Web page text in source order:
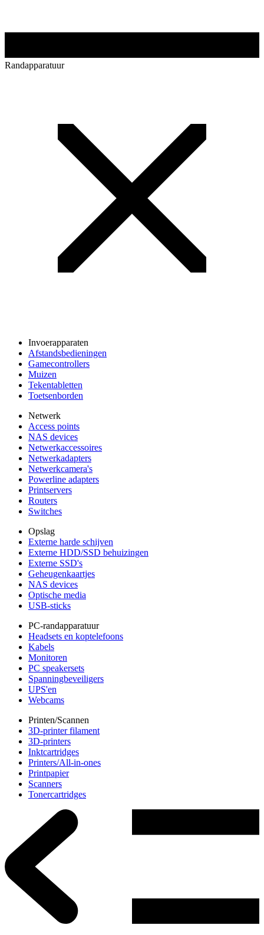
Randapparatuur
Invoerapparaten
Afstandsbedieningen
Gamecontrollers
Muizen
Tekentabletten
Toetsenborden
Netwerk
Access points
NAS devices
Netwerkaccessoires
Netwerkadapters
Netwerkcamera's
Powerline adapters
Printservers
Routers
Switches
Opslag
Externe harde schijven
Externe HDD/SSD behuizingen
Externe SSD's
Geheugenkaartjes
NAS devices
Optische media
USB-sticks
PC-randapparatuur
Headsets en koptelefoons
Kabels
Monitoren
PC speakersets
Spanningbeveiligers
UPS'en
Webcams
Printen/Scannen
3D-printer filament
3D-printers
Inktcartridges
Printers/All-in-ones
Printpapier
Scanners
Tonercartridges